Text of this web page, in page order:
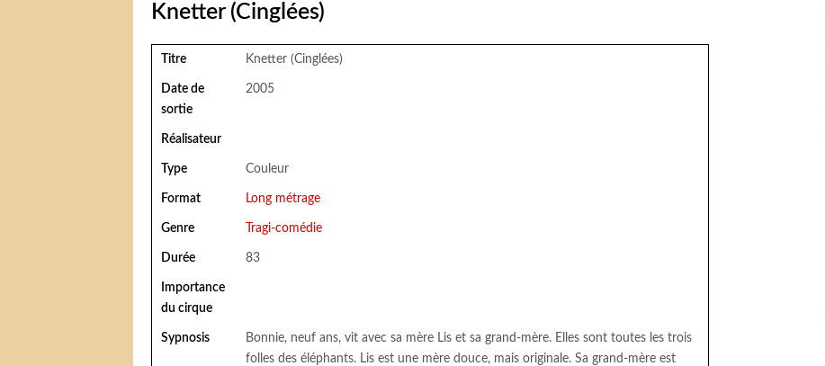
Knetter (Cinglées)
Titre Knetter (Cinglées)
Date de
sortie
2005
Réalisateur
Type Couleur
Format Long métrage
Genre Tragi-comédie
Durée 83
Importance
du cirque
Sypnosis
Bonnie, neuf ans, vit avec sa mère Lis et sa grand-mère. Elles sont toutes les trois
folles des éléphants. Lis est une mère douce, mais originale. Sa grand-mère est